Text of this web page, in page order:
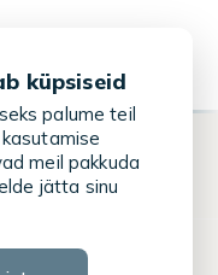
küpsiseid
palume teil
meil pakkuda
jätta sinu